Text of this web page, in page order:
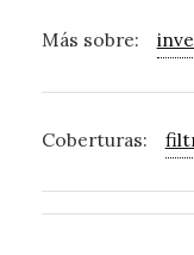
Más sobre:
Coberturas: